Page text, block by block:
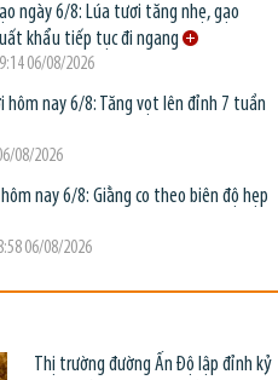
ngày 6/8: Lúa tươi tăng nhẹ, gạo
khẩu tiếp tục đi ngang
06/08/2026
hôm nay 6/8: Tăng vọt lên đỉnh 7 tuần
08/2026
nay 6/8: Giằng co theo biên độ hẹp
06/08/2026
Thị trường đường Ấn Độ lập đỉnh kỷ